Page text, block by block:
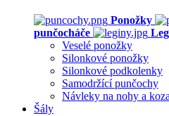
Ponožky
punčocháče
Veselé ponožky
Silonkové ponožky
Silonkové podkolenky
Samodržící punčochy
Návleky na nohy a
Šály